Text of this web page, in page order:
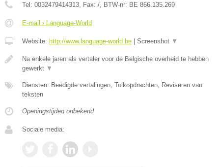
Tel: 0032479414313 , Fax: / , BTW-nr: BE 866.135.269
E-mail › Language-World
Website: http://www.language-world.be Screenshot ▼
Na enkele jaren als vertaler voor de Belgische overheid te hebben
gewerkt ▼
Diensten: Beëdigde vertalingen, Tolkopdrachten, Reviseren van
teksten
Openingstijden onbekend
Sociale media: